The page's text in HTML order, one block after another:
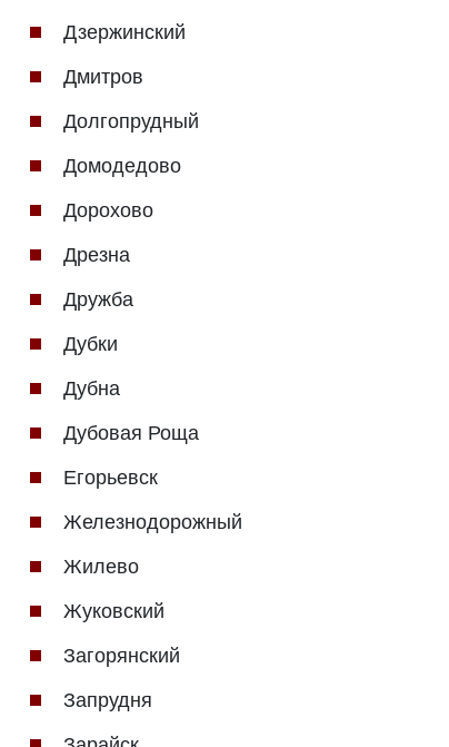
Дзержинский
Дмитров
Долгопрудный
Домодедово
Дорохово
Дрезна
Дружба
Дубки
Дубна
Дубовая Роща
Егорьевск
Железнодорожный
Жилево
Жуковский
Загорянский
Запрудня